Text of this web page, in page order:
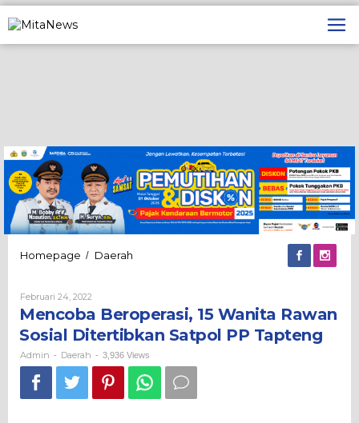
ke
konten
Homepage / Daerah
Rawan
Sosial
Ditertibkan
Satpol
PP
Tapteng
Februari 24, 2022
Mencoba Beroperasi, 15 Wanita Rawan
Sosial Ditertibkan Satpol PP Tapteng
Admin - Daerah - 3,936 Views